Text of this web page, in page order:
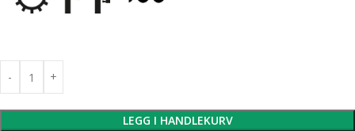
LEGG I HANDLEKURV